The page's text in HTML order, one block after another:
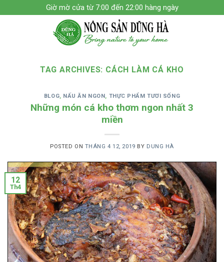
to
Giờ mờ cửa từ 7:00 đến 22:00 hàng ngày
TAG ARCHIVES: CÁCH LÀM CÁ KHO
BLOG, NẤU ĂN NGON, THỰC PHẨM TƯƠI SỐNG
Những món cá kho thơm ngon nhất 3
miền
POSTED ON THÁNG 4 12, 2019 BY DUNG HÀ
12
Th4